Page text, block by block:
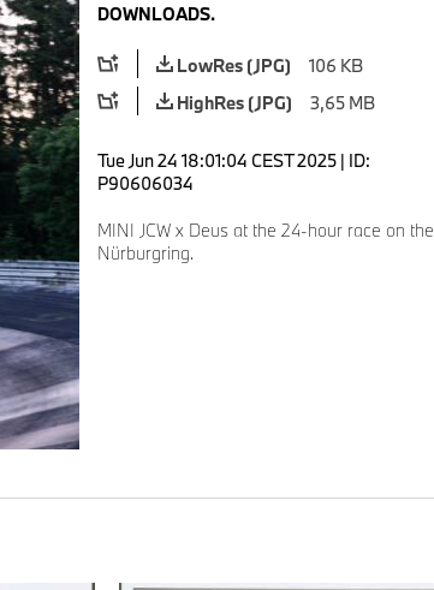
DOWNLOADS.
LowRes (JPG)
106 KB
HighRes (JPG)
3,65 MB
Tue Jun 24 18:01:04 CEST 2025 | ID:
P90606034
MINI JCW x Deus at the 24-hour race on the
Nürburgring.